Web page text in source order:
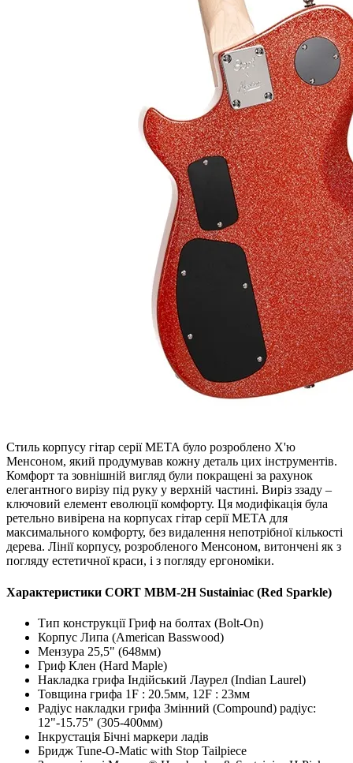
Стиль корпусу гітар серії META було розроблено Х'ю
Менсоном, який продумував кожну деталь цих інструментів.
Комфорт та зовнішній вигляд були покращені за рахунок
елегантного вирізу під руку у верхній частині. Виріз ззаду –
ключовий елемент еволюції комфорту. Ця модифікація була
ретельно вивірена на корпусах гітар серії META для
максимального комфорту, без видалення непотрібної кількості
дерева. Лінії корпусу, розробленого Менсоном, витончені як з
погляду естетичної краси, і з погляду ергономіки.
Характеристики CORT MBM-2H Sustainiac (Red Sparkle)
Тип конструкції Гриф на болтах (Bolt-On)
Корпус Липа (American Basswood)
Мензура 25,5" (648мм)
Гриф Клен (Hard Maple)
Накладка грифа Індійський Лаурел (Indian Laurel)
Товщина грифа 1F : 20.5мм, 12F : 23мм
Радіус накладки грифа Змінний (Compound) радіус:
12"-15.75" (305-400мм)
Інкрустація Бічні маркери ладів
Бридж Tune-O-Matic with Stop Tailpiece